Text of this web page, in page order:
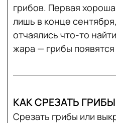
грибов. Первая
лишь в конце
отчаялись что-то
жара — грибы
КАК СРЕЗАТЬ
Срезать грибы или